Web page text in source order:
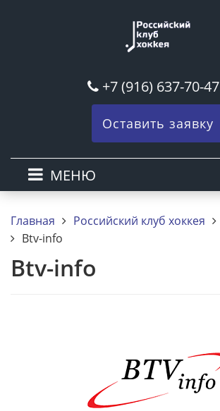
+7 (916) 637-70-47
Оставить заявку
МЕНЮ
Главная Российский клуб хоккея
Btv-info
Btv-info